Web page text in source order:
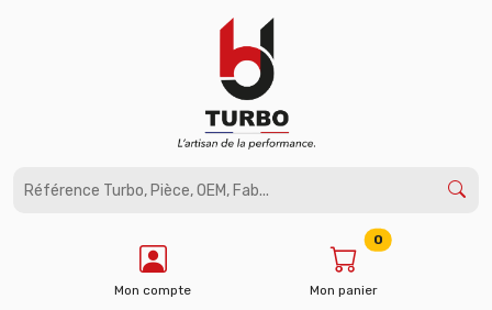
Mon compte Mon panier
0
Panneau de gestion des cookies